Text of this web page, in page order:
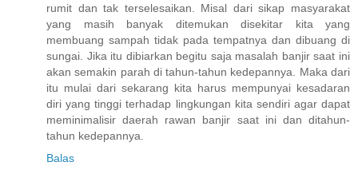
rumit dan tak terselesaikan. Misal dari sikap masyarakat
yang masih banyak ditemukan disekitar kita yang
membuang sampah tidak pada tempatnya dan dibuang di
sungai. Jika itu dibiarkan begitu saja masalah banjir saat ini
akan semakin parah di tahun-tahun kedepannya. Maka dari
itu mulai dari sekarang kita harus mempunyai kesadaran
diri yang tinggi terhadap lingkungan kita sendiri agar dapat
meminimalisir daerah rawan banjir saat ini dan ditahun-
tahun kedepannya.
Balas